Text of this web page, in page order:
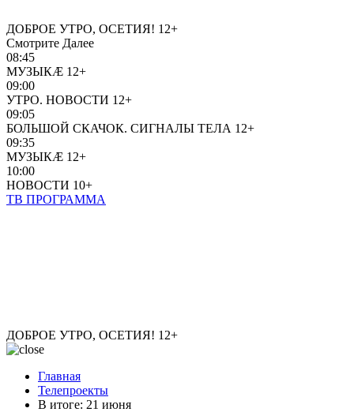
ДОБРОЕ УТРО, ОСЕТИЯ! 12+
Смотрите Далее
08:45
МУЗЫКÆ 12+
09:00
УТРО. НОВОСТИ 12+
09:05
БОЛЬШОЙ СКАЧОК. СИГНАЛЫ ТЕЛА 12+
09:35
МУЗЫКÆ 12+
10:00
НОВОСТИ 10+
ТВ ПРОГРАММА
ДОБРОЕ УТРО, ОСЕТИЯ! 12+
Главная
Телепроекты
В итоге: 21 июня